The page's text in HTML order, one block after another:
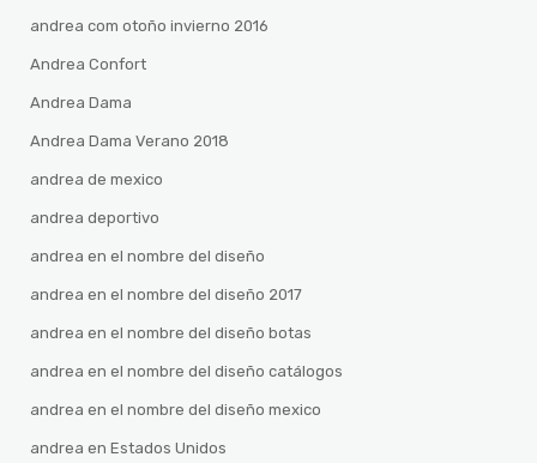
andrea com otoño invierno 2016
Andrea Confort
Andrea Dama
Andrea Dama Verano 2018
andrea de mexico
andrea deportivo
andrea en el nombre del diseño
andrea en el nombre del diseño 2017
andrea en el nombre del diseño botas
andrea en el nombre del diseño catálogos
andrea en el nombre del diseño mexico
andrea en Estados Unidos